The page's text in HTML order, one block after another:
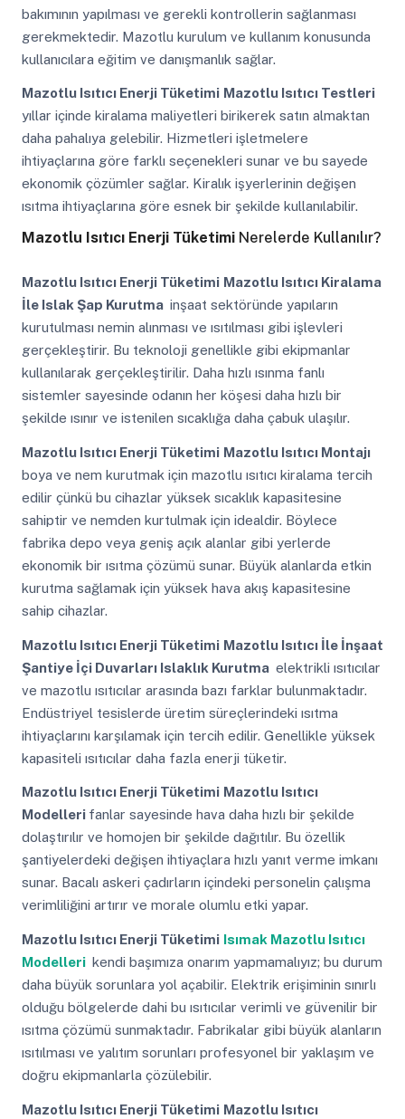
bakımının yapılması ve gerekli kontrollerin sağlanması
gerekmektedir. Mazotlu kurulum ve kullanım konusunda
kullanıcılara eğitim ve danışmanlık sağlar.
Mazotlu Isıtıcı Enerji Tüketimi Mazotlu Isıtıcı Testleri
yıllar içinde kiralama maliyetleri birikerek satın almaktan
daha pahalıya gelebilir. Hizmetleri işletmelere
ihtiyaçlarına göre farklı seçenekleri sunar ve bu sayede
ekonomik çözümler sağlar. Kiralık işyerlerinin değişen
ısıtma ihtiyaçlarına göre esnek bir şekilde kullanılabilir.
Mazotlu Isıtıcı Enerji TüketimiNerelerde Kullanılır?
Mazotlu Isıtıcı Enerji Tüketimi Mazotlu Isıtıcı Kiralama
İle Islak Şap Kurutma inşaat sektöründe yapıların
kurutulması nemin alınması ve ısıtılması gibi işlevleri
gerçekleştirir. Bu teknoloji genellikle gibi ekipmanlar
kullanılarak gerçekleştirilir. Daha hızlı ısınma fanlı
sistemler sayesinde odanın her köşesi daha hızlı bir
şekilde ısınır ve istenilen sıcaklığa daha çabuk ulaşılır.
Mazotlu Isıtıcı Enerji Tüketimi Mazotlu Isıtıcı Montajı
boya ve nem kurutmak için mazotlu ısıtıcı kiralama tercih
edilir çünkü bu cihazlar yüksek sıcaklık kapasitesine
sahiptir ve nemden kurtulmak için idealdir. Böylece
fabrika depo veya geniş açık alanlar gibi yerlerde
ekonomik bir ısıtma çözümü sunar. Büyük alanlarda etkin
kurutma sağlamak için yüksek hava akış kapasitesine
sahip cihazlar.
Mazotlu Isıtıcı Enerji Tüketimi Mazotlu Isıtıcı İle İnşaat
Şantiye İçi Duvarları Islaklık Kurutma elektrikli ısıtıcılar
ve mazotlu ısıtıcılar arasında bazı farklar bulunmaktadır.
Endüstriyel tesislerde üretim süreçlerindeki ısıtma
ihtiyaçlarını karşılamak için tercih edilir. Genellikle yüksek
kapasiteli ısıtıcılar daha fazla enerji tüketir.
Mazotlu Isıtıcı Enerji Tüketimi Mazotlu Isıtıcı
Modelleri fanlar sayesinde hava daha hızlı bir şekilde
dolaştırılır ve homojen bir şekilde dağıtılır. Bu özellik
şantiyelerdeki değişen ihtiyaçlara hızlı yanıt verme imkanı
sunar. Bacalı askeri çadırların içindeki personelin çalışma
verimliliğini artırır ve morale olumlu etki yapar.
Mazotlu Isıtıcı Enerji Tüketimi Isımak Mazotlu Isıtıcı
Modelleri kendi başımıza onarım yapmamalıyız; bu durum
daha büyük sorunlara yol açabilir. Elektrik erişiminin sınırlı
olduğu bölgelerde dahi bu ısıtıcılar verimli ve güvenilir bir
ısıtma çözümü sunmaktadır. Fabrikalar gibi büyük alanların
ısıtılması ve yalıtım sorunları profesyonel bir yaklaşım ve
doğru ekipmanlarla çözülebilir.
Mazotlu Isıtıcı Enerji Tüketimi Mazotlu Isıtıcı